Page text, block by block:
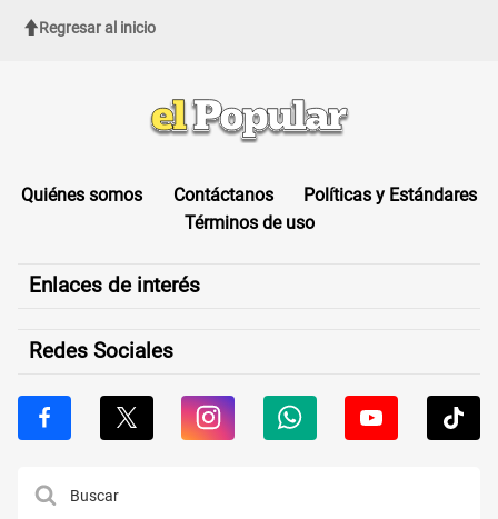
Regresar al inicio
Quiénes somos Contáctanos
Políticas y Estándares
Términos de uso
Enlaces de interés
Redes Sociales